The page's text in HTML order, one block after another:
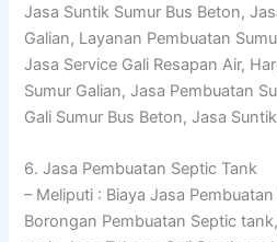
Jasa Suntik Sumur Bus Beton,
Galian, Layanan Pembuatan
Jasa Service Gali Resapan Air,
Sumur Galian, Jasa Pembuatan
Gali Sumur Bus Beton, Jasa
6. Jasa Pembuatan Septic Tank
– Meliputi : Biaya Jasa
Borongan Pembuatan Septic